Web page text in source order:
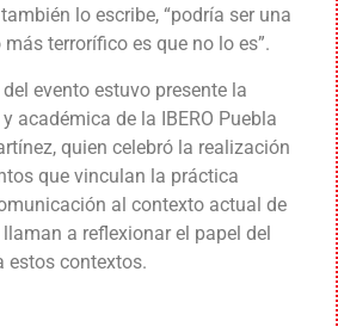
lo escribe, “podría ser una
terrorífico es que no lo es”.
evento estuvo presente la
académica de la IBERO Puebla
quien celebró la realización
que vinculan la práctica
al contexto actual de
a reflexionar el papel del
estos contextos.